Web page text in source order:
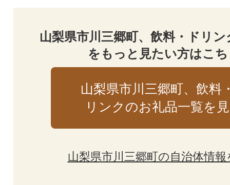
山梨県市川三郷町、飲料・ドリ
をもっと見たい方はこ
山梨県市川三郷町、飲料
リンクのお礼品一覧を
山梨県市川三郷町の自治体情報